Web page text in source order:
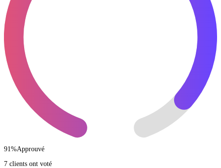
91 %Approuvé
7 clients ont voté